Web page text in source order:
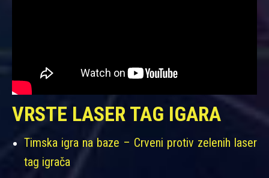
VRSTE LASER TAG IGARA
Timska igra na baze – Crveni protiv zelenih laser
tag igrača